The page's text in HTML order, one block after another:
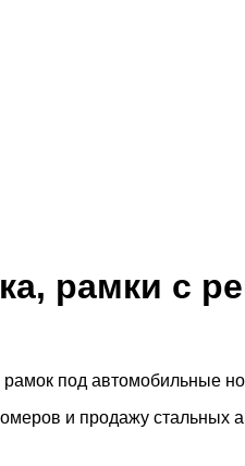
рамки с
под автомобильные
и продажу стальных